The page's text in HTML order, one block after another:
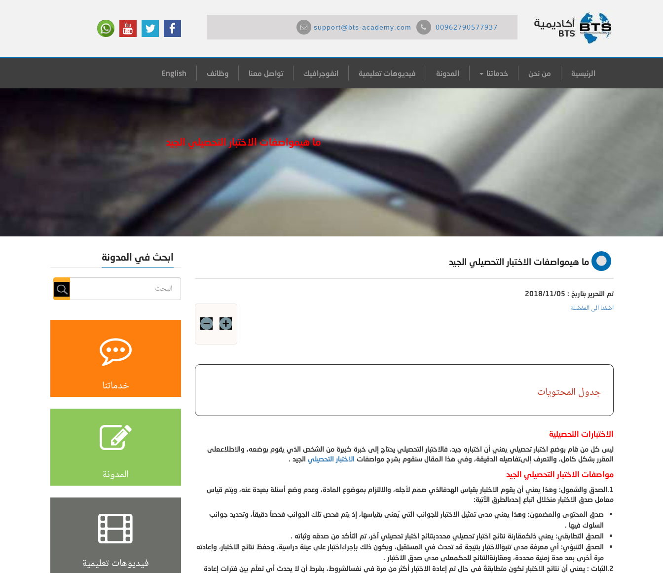
00962790577937
support@bts-academy.com
الرئيسية من نحن خدماتنا المدونة فيديوهات تعليمية انفوجرافيك تواصل معنا وظائف English
ما هيمواصفات الاختبار التحصيلي الجيد
ما هيمواصفات الاختبار التحصيلي الجيد
تم التحرير بتاريخ : 2018/11/05
اضفنا الى المفضلة
جدول المحتويات
الاختبارات التحصيلية
ليس كل من قام بوضع اختبار تحصيلي يعني أن اختباره جيد، فالاختبار التحصيلي يحتاج إلى خبرة كبيرة من الشخص الذي يقوم بوضعه، والاطلاععلى
المقرر بشكل كامل، والتعرف إلىتفاصيله الدقيقة، وفي هذا المقال سنقوم بشرح مواصفات الاختبار التحصيلي الجيد .
مواصفات الاختبار التحصيلي الجيد
1.الصدق والشمول: وهذا يعني أن يقوم الاختبار بقياس الهدفالذي صمم لأجله، والالتزام بموضوع المادة، وعدم وضع أسئلة بعيدة عنه، ويتم قياس
معامل صدق الاختبار منخلال اتباع إحدىالطرق الآتية:
صدق المحتوى والمضمون: وهذا يعني مدى تمثيل الاختبار للجوانب التي يُعنى بقياسها، إذ يتم فحص تلك الجوانب فحصاً دقيقاً، وتحديد جوانب
السلوك فيها .
الصدق التطابقي: يعني ذلكمقارنة نتائج اختبار تحصيلي محددبنتائج اختبار تحصيلي آخر، تم التأكد من صدقه وثباته .
الصدق التنبؤي: أي معرفة مدى تنبؤالاختبار بنتيجة قد تحدث في المستقبل، ويكون ذلك بإجراءاختبار على عينة دراسية، وحفظ نتائج الاختبار، وإعادته
مرة أخرى بعد مدة زمنية محددة، ومقارنةالنتائج للحكمعلى مدى صدق الاختبار .
2.الثبات : يعني أن نتائج الاختبار تكون متطابقةً في حال تم إعادة الاختبار أكثر من مرة في نفسالشروط، بشرط أن لا يحدث أي تعلّم بين فترات إعادة
ابحث في المدونة
خدماتنا
المدونة
فيديوهات تعليمية